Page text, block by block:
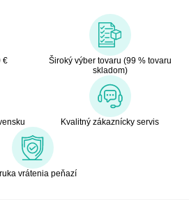
€
Široký výber tovaru (99 % tovaru
skladom)
Kvalitný zákaznícky servis
vrátenia peňazí